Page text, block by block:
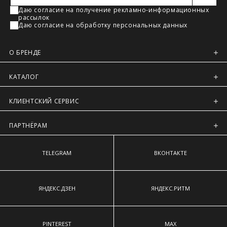
Даю согласие на получение рекламно-информационных
рассылок
Даю согласие на обработку персональных данных
О БРЕНДЕ
КАТАЛОГ
КЛИЕНТСКИЙ СЕРВИС
ПАРТНЁРАМ
TELEGRAM ВКОНТАКТЕ
ЯНДЕКС.ДЗЕН ЯНДЕКС.РИТМ
PINTEREST MAX